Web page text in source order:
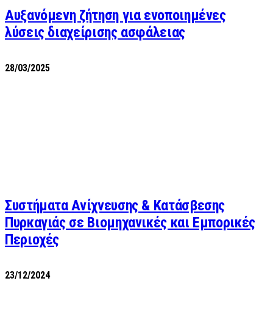
Αυξανόμενη ζήτηση για ενοποιημένες
λύσεις διαχείρισης ασφάλειας
28/03/2025
Συστήματα Ανίχνευσης & Κατάσβεσης
Πυρκαγιάς σε Βιομηχανικές και Εμπορικές
Περιοχές
23/12/2024